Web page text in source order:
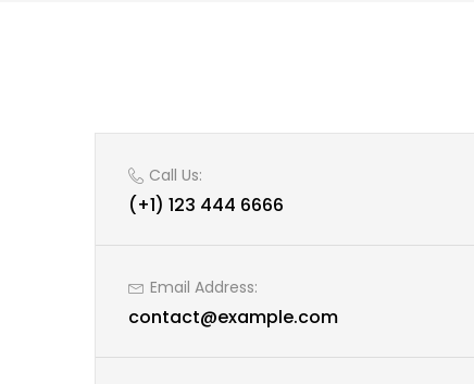
Call Us:
(+1) 123 444 6666
Email Address:
contact@example.com